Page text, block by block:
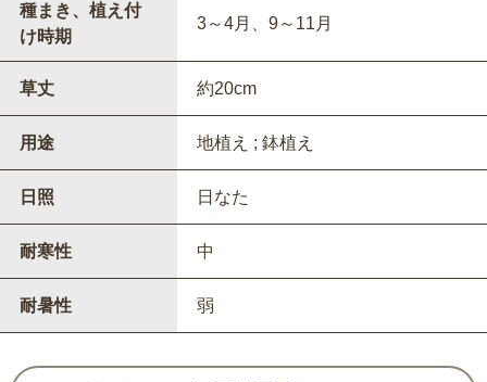
種まき、植え付
け時期
3～4月、9～11月
草丈 約20cm
用途 地植え ; 鉢植え
日照 日なた
耐寒性 中
耐暑性 弱